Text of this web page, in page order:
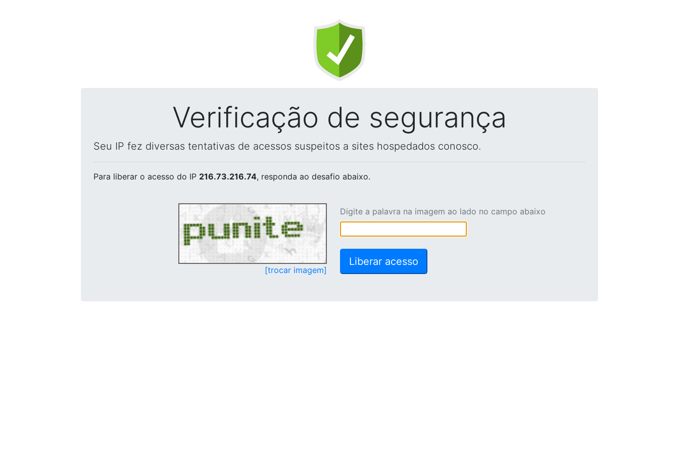
Verificação de segurança
Seu IP fez diversas tentativas de acessos suspeitos a sites hospedados conosco.
Para liberar o acesso do IP 216.73.216.74, responda ao desafio abaixo.
[trocar imagem]
Digite a palavra na imagem ao lado no campo abaixo